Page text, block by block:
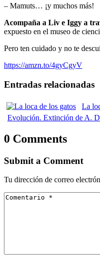
– Mamuts… ¡y muchos más!
Acompaña a Liv e Iggy a
expuesto en el museo de
Pero ten cuidado y no te
https://amzn.to/4gyCgyV
Entradas relacionadas
La
Evolución. Extinción de A.
0 Comments
Submit a Comment
Tu dirección de correo